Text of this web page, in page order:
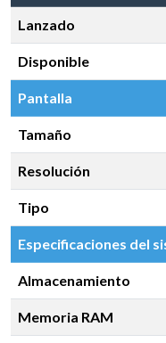
Lanzado
Disponible
Pantalla
Tamaño
Resolución
Tipo
Especificaciones del
Almacenamiento
Memoria RAM